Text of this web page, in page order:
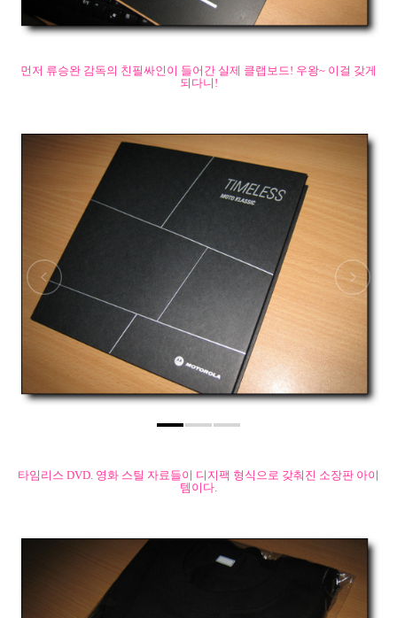
먼저 류승완 감독의 친필싸인이 들어간 실제 클랩보드! 우왕~ 이걸 갖게
되다니!
타임리스 DVD. 영화 스틸 자료들이 디지팩 형식으로 갖춰진 소장판 아이
템이다.